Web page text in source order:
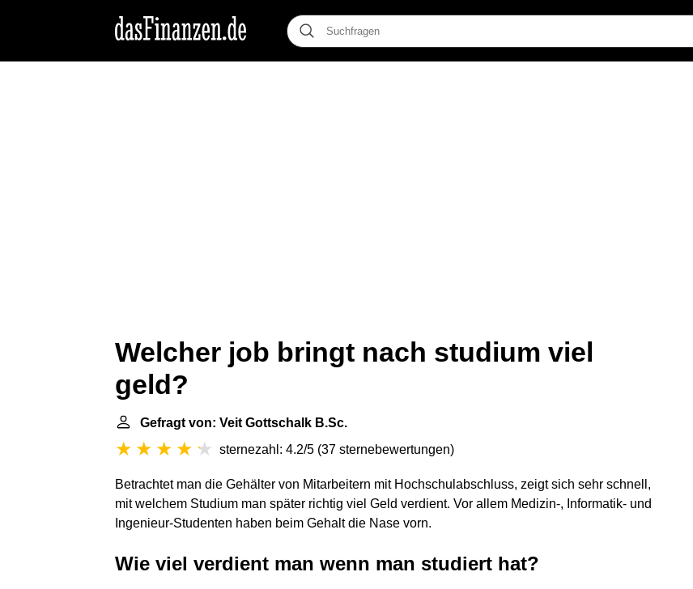
Welcher job bringt nach studium viel
geld?
Gefragt von: Veit Gottschalk B.Sc.
sternezahl: 4.2/5 (37 sternebewertungen)
Betrachtet man die Gehälter von Mitarbeitern mit Hochschulabschluss, zeigt sich sehr schnell,
mit welchem Studium man später richtig viel Geld verdient. Vor allem Medizin-, Informatik- und
Ingenieur-Studenten haben beim Gehalt die Nase vorn.
Wie viel verdient man wenn man studiert hat?